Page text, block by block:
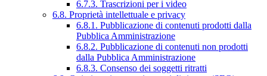
6.7.3. Trascrizioni per i video
6.8. Proprietà intellettuale e privacy
6.8.1. Pubblicazione di contenuti prodotti dalla
Pubblica Amministrazione
6.8.2. Pubblicazione di contenuti non prodotti
dalla Pubblica Amministrazione
6.8.3. Consenso dei soggetti ritratti